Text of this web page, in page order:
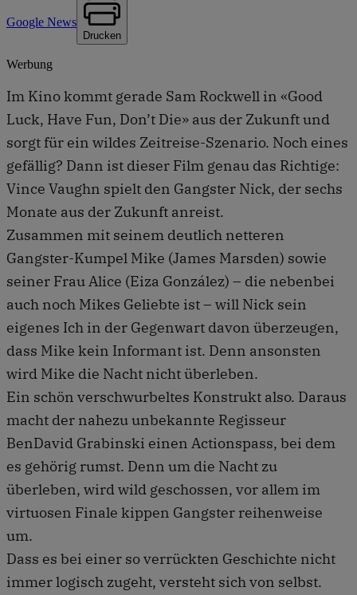
Google News
Drucken
Werbung
Im Kino kommt gerade Sam Rockwell in «Good
Luck, Have Fun, Don’t Die» aus der Zukunft und
sorgt für ein wildes Zeitreise-Szenario. Noch eines
gefällig? Dann ist dieser Film genau das Richtige:
Vince Vaughn spielt den Gangster Nick, der sechs
Monate aus der Zukunft anreist.
Zusammen mit seinem deutlich netteren
Gangster-Kumpel Mike (James Marsden) sowie
seiner Frau Alice (Eiza González) – die nebenbei
auch noch Mikes Geliebte ist – will Nick sein
eigenes Ich in der Gegenwart davon überzeugen,
dass Mike kein Informant ist. Denn ansonsten
wird Mike die Nacht nicht überleben.
Ein schön verschwurbeltes Konstrukt also. Daraus
macht der nahezu unbekannte Regisseur
BenDavid Grabinski einen Actionspass, bei dem
es gehörig rumst. Denn um die Nacht zu
überleben, wird wild geschossen, vor allem im
virtuosen Finale kippen Gangster reihenweise
um.
Dass es bei einer so verrückten Geschichte nicht
immer logisch zugeht, versteht sich von selbst.